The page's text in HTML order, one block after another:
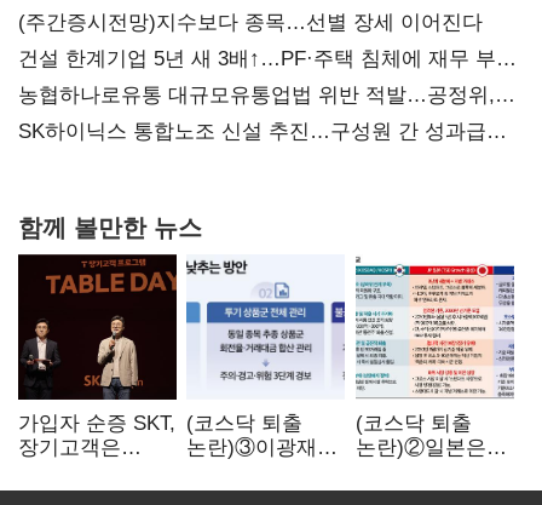
(주간증시전망)지수보다 종목…선별 장세 이어진다
건설 한계기업 5년 새 3배↑…PF·주택 침체에 재무 부담
확대
농협하나로유통 대규모유통업법 위반 적발…공정위,
과징금 4억6200만원 부과
SK하이닉스 통합노조 신설 추진…구성원 간 성과급
함께 볼만한 뉴스
가입자 순증 SKT,
장기고객은
챙긴다
(코스닥 퇴출
논란)③이광재
자동차 없애지는
(코스닥 퇴출
논란)②일본은
기다려주는데